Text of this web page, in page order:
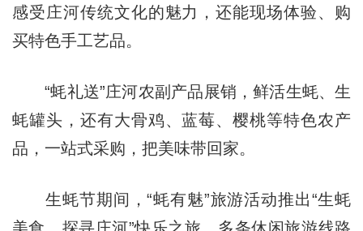
感受庄河传统文化的魅力，还能现场体验、购
买特色手工艺品。
“蚝礼送”庄河农副产品展销，鲜活生蚝、生
蚝罐头，还有大骨鸡、蓝莓、樱桃等特色农产
品，一站式采购，把美味带回家。
生蚝节期间，“蚝有魅”旅游活动推出“生蚝